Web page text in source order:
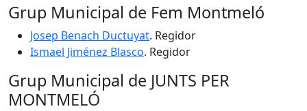
Grup Municipal de Fem Montmeló
Josep Benach Ductuyat. Regidor
Ismael Jiménez Blasco. Regidor
Grup Municipal de JUNTS PER
MONTMELÓ